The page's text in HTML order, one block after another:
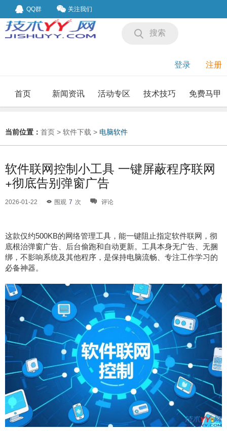
QQ群 关注我们
搜索
登录 注册
首页 新闻资讯 活动专区 技术技巧 免费马甲
当前位置： 首页 > 软件下载 > 电脑软件
软件联网控制小工具 一键屏蔽程序联网
+彻底告别弹窗广告
2026-01-22 围观 7 次 评论
这款仅约500KB的网络管理工具，能一键阻止指定软件联网，彻
底根治弹窗广告、后台偷跑和自动更新。工具本身无广告、无捆
绑，不影响系统及其他程序，是保持电脑流畅、专注工作学习的
必备神器。